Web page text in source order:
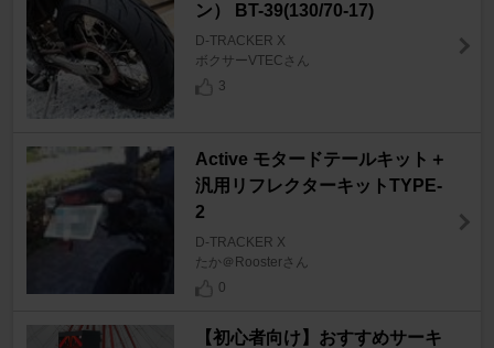
ン） BT-39(130/70-17)
D-TRACKER X
ボクサーVTECさん
3
Active モタードテールキット＋
汎用リフレクターキットTYPE-
2
D-TRACKER X
たか＠Roosterさん
0
【初心者向け】おすすめサーキ